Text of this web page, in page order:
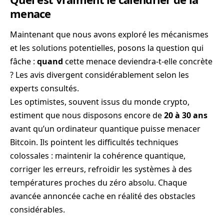
menace
Maintenant que nous avons exploré les mécanismes
et les solutions potentielles, posons la question qui
fâche : quand cette menace deviendra-t-elle concrète
? Les avis divergent considérablement selon les
experts consultés.
Les optimistes, souvent issus du monde crypto,
estiment que nous disposons encore de20 à 30 ans
avant qu’un ordinateur quantique puisse menacer
Bitcoin. Ils pointent les difficultés techniques
colossales : maintenir la cohérence quantique,
corriger les erreurs, refroidir les systèmes à des
températures proches du zéro absolu. Chaque
avancée annoncée cache en réalité des obstacles
considérables.